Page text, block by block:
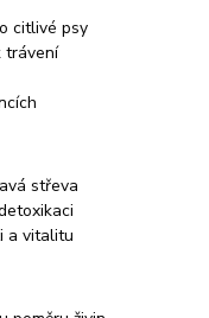
citlivé psy
trávení
střeva
a vitalitu